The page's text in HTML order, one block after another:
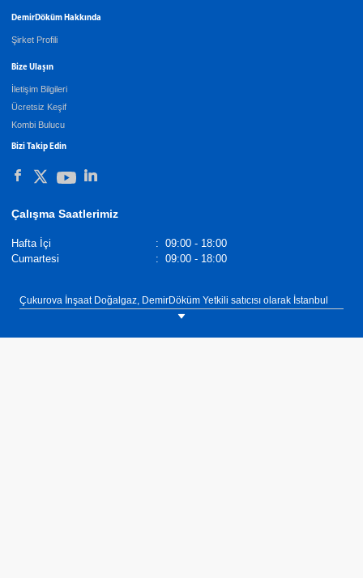
DemirDöküm Hakkında
Şirket Profili
Bize Ulaşın
İletişim Bilgileri
Ücretsiz Keşif
Kombi Bulucu
Bizi Takip Edin
Çalışma Saatlerimiz
Hafta İçi : 09:00 - 18:00
Cumartesi
: 09:00 - 18:00
Çukurova İnşaat Doğalgaz, DemirDöküm Yetkili satıcısı olarak İstanbul
ilinin Şişli ilçesinde müşterilerimize ısıtma, sıcak su ve soğutma